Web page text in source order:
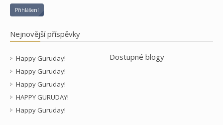
Přihlášení
Nejnovější příspěvky
Happy Guruday!
Happy Guruday!
Happy Guruday!
HAPPY GURUDAY!
Happy Guruday!
Dostupné blogy